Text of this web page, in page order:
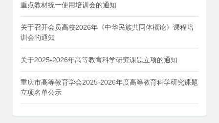
重点教材统一使用培训会的通知
关于召开会员高校2026年《中华民族共同体概论》课程培
训会的通知
关于2025-2026年高等教育科学研究课题立项的通知
重庆市高等教育学会2025-2026年度高等教育科学研究课题
立项名单公示